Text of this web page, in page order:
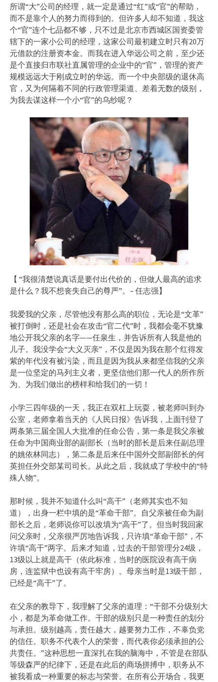
所谓“大”公司的经理，就一定是通过“红”或“官”的帮助，
而不是靠个人的努力而得到的。但许多人却不知道，我这
个“官”连个七品都不够，只不过是北京市西城区国资委管
辖下的一家小公司的经理，这家公司最初建立时只有20万
元借款的注册资本金。而我在进入华远公司之前，至少还
是个直接归市联社直属管理的企业中的“官”，管理的资产
规模远远大于刚成立时的华远。而一个中央部级的退休高
官，又为何隔着不同的行政管理渠道、差着无数的级别，
为我去谋这样一个小“官”的乌纱呢？
【 “我很清楚说真话是要付出代价的，但做人最高的追求
是什么？我不想丧失自己的尊严”。– 任志强】
我爱我的父亲，尽管他没有那么高的职位，无论是“文革”
被打倒时，还是社会在攻击“官二代”时，我都会毫不犹豫
地公开我父亲的名字——任泉生，并告诉所有人我是他的
儿子。我没学会“大义灭亲”，不仅是因为我在那个红得发
紫的年代没有被污染，而且是因为我从来都坚信我的父亲
是一位坚定的马列主义者，更坚信他们那一代人的所作所
为、为我们做出的榜样和给我们的一切！
小学三四年级的一天，我正在双杠上玩耍，被老师叫到办
公室，老师拿着当天的《人民日报》告诉我，上面刊登了
两条第三届全国人大批准的任命公告，第一条是我父亲被
任命为中国商业部的副部长（当时的部长是后来任副总理
的姚依林同志），第二条是后来任中国外交部副部长的何
英担任外交部某司司长。从此之后，我就成了学校中的“特
殊人物”。
那时候，我并不知道什么叫“高干”（老师其实也不知
道），出身一栏中填的是“革命干部”。自父亲被任命为副
部长之后，老师说你可以改填为“高干”了。但当时我回家
问父亲时，父亲很严厉地告诉我，只许填“革命干部”，不
许填“高干”两字。后来才知道，过去的干部管理分24级，
13级以上就是高干（依此标准，当时的医院设有高干病
房，连监狱中也设有高干牢房）。母亲当时是13级干部，
已经是“高干”了。
在父亲的教导下，我理解了父亲的道理：“干部不分级别大
小，都是为革命做工作。干部的级别只是一种责任的划分
与承担。级别越高，责任越大，越要努力工作，不辜负党
的信任。职务不代表个人的荣誉，而代表你必须承担的公
共责任。”这种思想一直深扎在我的脑海中，不管是在部队
等级森严的纪律下，还是在此后的商场拼搏中，职务从不
被我看成一种重要的标志与荣誉。在所有公开场合，我更